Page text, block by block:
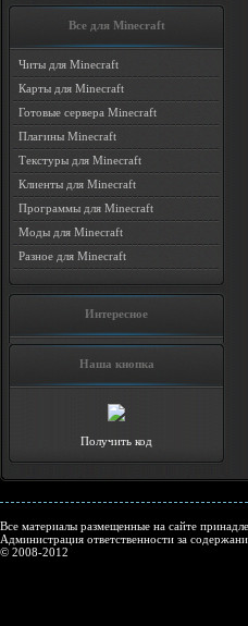
Все для Minecraft
Читы для Minecraft
Карты для Minecraft
Готовые сервера Minecraft
Плагины Minecraft
Текстуры для Minecraft
Клиенты для Minecraft
Программы для Minecraft
Моды для Minecraft
Разное для Minecraft
Интересное
Наша кнопка
Получить код
Все материалы размещенные на сайте
Администрация ответственности за
© 2008-2012